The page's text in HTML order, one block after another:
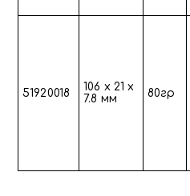
51920018
106 х 21 х
7.8 мм
80гр